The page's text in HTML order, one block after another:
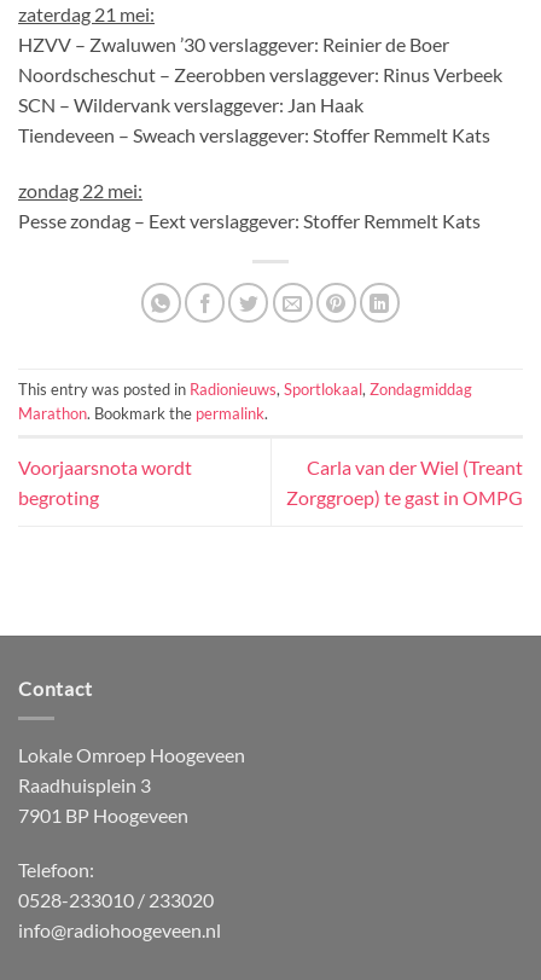
zaterdag 21 mei:
HZVV – Zwaluwen ’30 verslaggever: Reinier de Boer
Noordscheschut – Zeerobben verslaggever: Rinus Verbeek
SCN – Wildervank verslaggever: Jan Haak
Tiendeveen – Sweach verslaggever: Stoffer Remmelt Kats
zondag 22 mei:
Pesse zondag – Eext verslaggever: Stoffer Remmelt Kats
This entry was posted in Radionieuws, Sportlokaal, Zondagmiddag
Marathon. Bookmark the permalink.
Voorjaarsnota wordt
begroting
Carla van der Wiel (Treant
Zorggroep) te gast in OMPG
Contact
Lokale Omroep Hoogeveen
Raadhuisplein 3
7901 BP Hoogeveen
Telefoon:
0528-233010 / 233020
info@radiohoogeveen.nl